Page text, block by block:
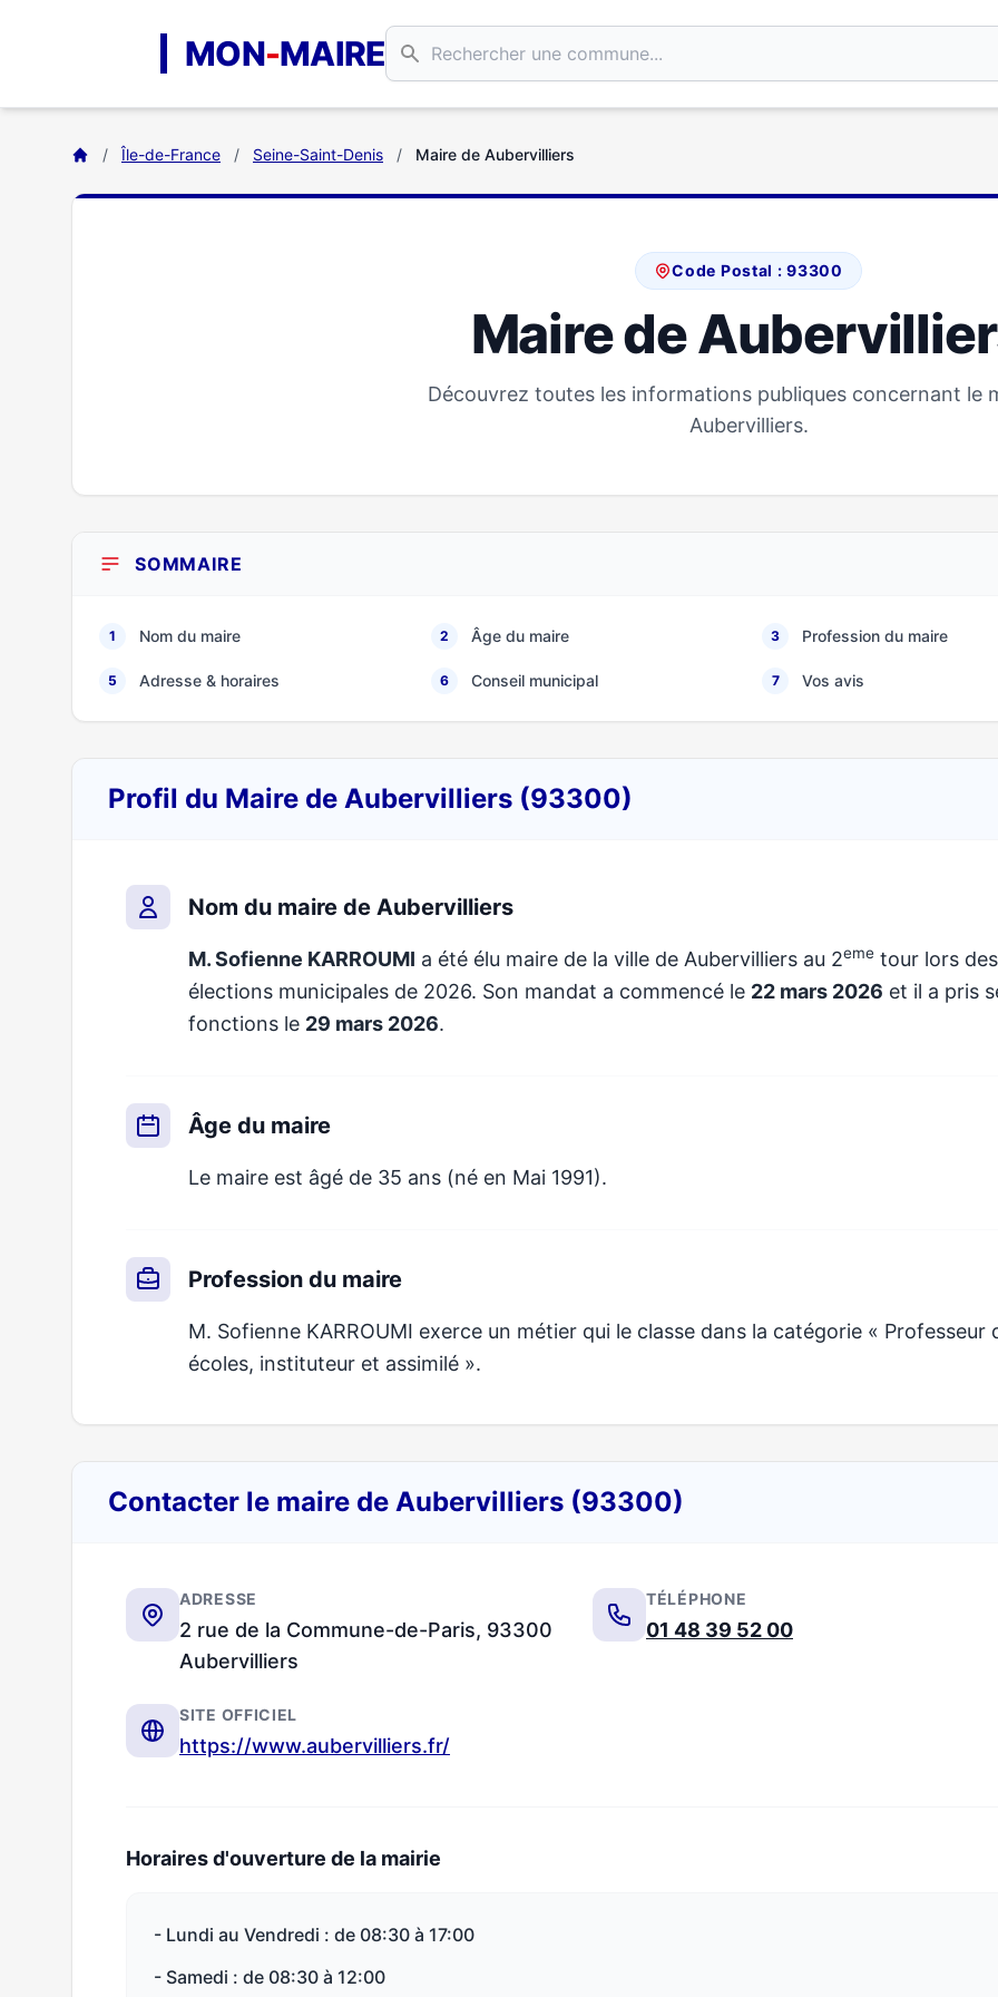
MON-MAIRE
/ Île-de-France / Seine-Saint-Denis / Maire de Aubervilliers
Code Postal : 93300
Maire de
Découvrez toutes les informations publiques concernant le
Aubervilliers.
SOMMAIRE
1 Nom du maire 2 Âge du maire 3 Profession du maire
5 Adresse & horaires 6 Conseil municipal 7 Vos avis
Profil du Maire de Aubervilliers (93300)
Nom du maire de Aubervilliers
M. Sofienne KARROUMI a été élu maire de la ville de Aubervilliers au 2eme tour lors des
élections municipales de 2026. Son mandat a commencé le 22 mars 2026 et il a pris
fonctions le 29 mars 2026.
Âge du maire
Le maire est âgé de 35 ans (né en Mai 1991).
Profession du maire
M. Sofienne KARROUMI exerce un métier qui le classe dans la catégorie « Professeur
écoles, instituteur et assimilé ».
Contacter le maire de Aubervilliers (93300)
ADRESSE
2 rue de la Commune-de-Paris, 93300
Aubervilliers
TÉLÉPHONE
01 48 39 52 00
SITE OFFICIEL
https://www.aubervilliers.fr/
Horaires d'ouverture de la mairie
- Lundi au Vendredi : de 08:30 à 17:00
- Samedi : de 08:30 à 12:00